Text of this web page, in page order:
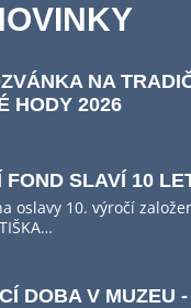
NA
HODY 2026
FOND SLAVÍ 10
oslavy 10. výročí
DOBA V MUZEU